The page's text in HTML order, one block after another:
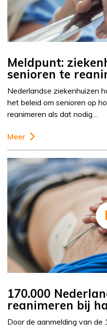
Meldpunt:
senioren te
Nederlandse ziekenhuizen
het beleid om senioren op
reanimeren als dat nodig…
Meer
170.000
reanimeren bij
Door de aanmelding van